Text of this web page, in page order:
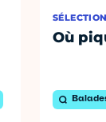
SÉLECTION
Où